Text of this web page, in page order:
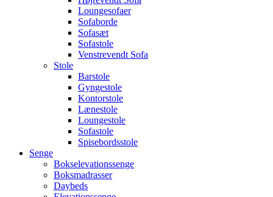
Loungesofaer
Sofaborde
Sofasæt
Sofastole
Venstrevendt Sofa
Stole
Barstole
Gyngestole
Kontorstole
Lænestole
Loungestole
Sofastole
Spisebordsstole
Senge
Bokselevationssenge
Boksmadrasser
Daybeds